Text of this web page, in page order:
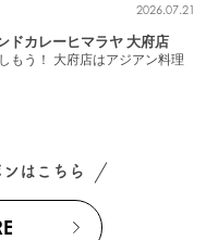
2026.07.21
ドカレーヒマラヤ 大府店
もう！ 大府店はアジアン料理
はこちら